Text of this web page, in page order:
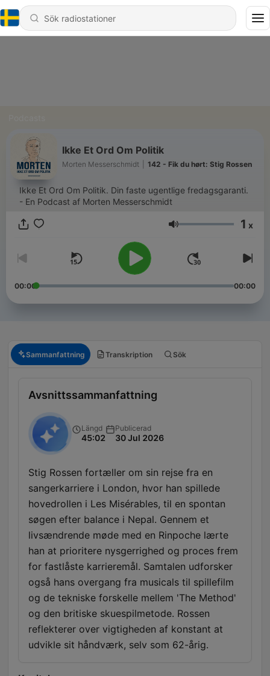
Ikke Et Ord Om Politik
Morten Messerschmidt 142 - Fik du hørt: Stig Rossen
Ikke Et Ord Om Politik. Din faste ugentlige fredagsgaranti.
- En Podcast af Morten Messerschmidt
Volym 1 x
00:00 00:00
Sammanfattning Transkription Sök
Avsnittssammanfattning
Längd
45:02
Publicerad
30 Jul 2026
Stig Rossen fortæller om sin rejse fra en
sangerkarriere i London, hvor han spillede
hovedrollen i Les Misérables, til en spontan
søgen efter balance i Nepal. Gennem et
livsændrende møde med en Rinpoche lærte
han at prioritere nysgerrighed og proces frem
for fastlåste karrieremål. Samtalen udforsker
også hans overgang fra musicals til spillefilm
og de tekniske forskelle mellem 'The Method'
og den britiske skuespilmetode. Rossen
reflekterer over vigtigheden af konstant at
udvikle sit håndværk, selv som 62-årig.